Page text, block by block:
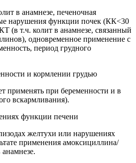
в анамнезе, печеночная
нарушения функции почек (КК<30
(в т.ч. колит в анамнезе, связанный
одновременное применение с
период грудного
и кормлении грудью
применять при беременности и в
вскармливания).
функции печени
желтухи или нарушениях
применения амоксициллина/